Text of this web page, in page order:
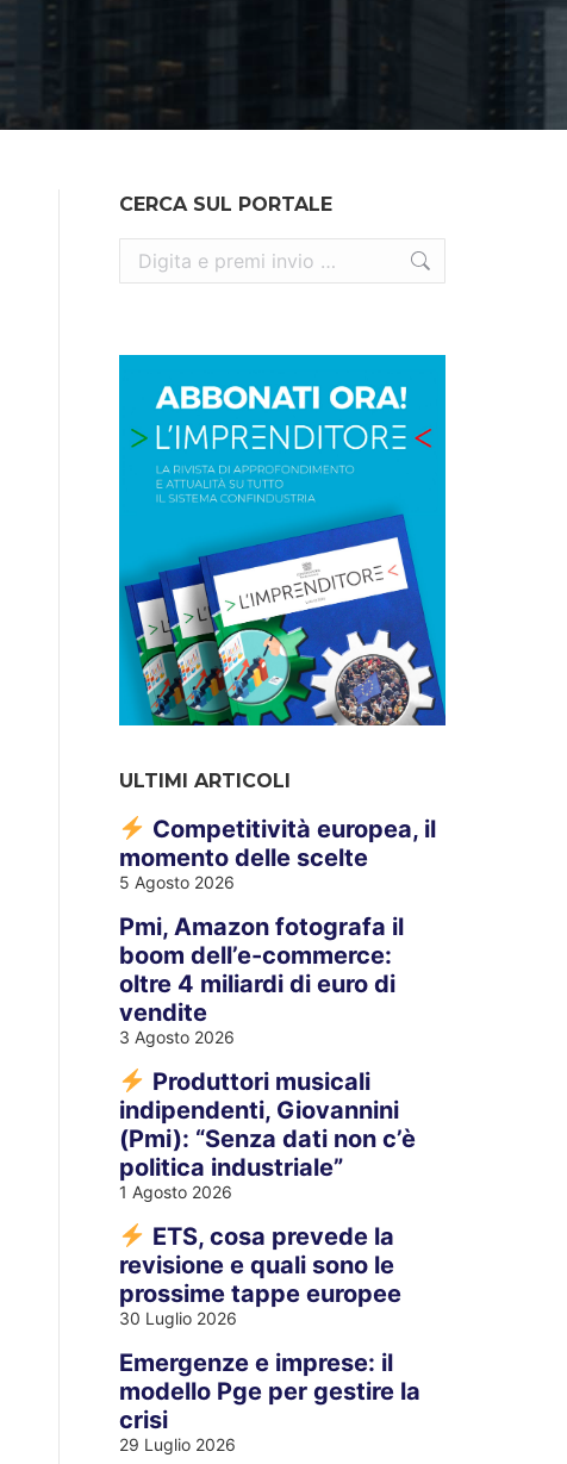
CERCA SUL PORTALE
Cerca:
ULTIMI ARTICOLI
Competitività europea, il
momento delle scelte
5 Agosto 2026
Pmi, Amazon fotografa il
boom dell’e-commerce:
oltre 4 miliardi di euro di
vendite
3 Agosto 2026
Produttori musicali
indipendenti, Giovannini
(Pmi): “Senza dati non c’è
politica industriale”
1 Agosto 2026
ETS, cosa prevede la
revisione e quali sono le
prossime tappe europee
30 Luglio 2026
Emergenze e imprese: il
modello Pge per gestire la
crisi
29 Luglio 2026